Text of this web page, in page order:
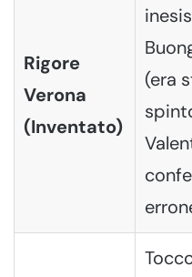
Rigore
Verona
(Inventato)
(era